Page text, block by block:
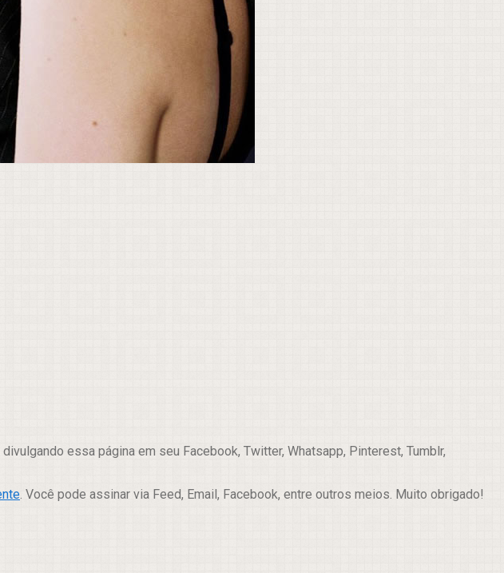
essa página em seu Facebook, Twitter, Whatsapp, Pinterest, Tumblr,
. Você pode assinar via Feed, Email, Facebook, entre outros meios. Muito obrigado!